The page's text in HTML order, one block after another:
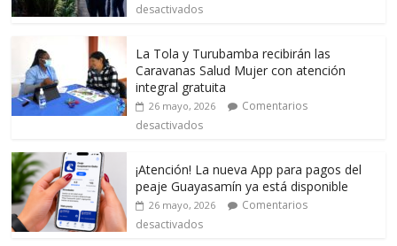
desactivados
La Tola y Turubamba recibirán las
Caravanas Salud Mujer con atención
integral gratuita
26 mayo, 2026
Comentarios
desactivados
¡Atención! La nueva App para pagos del
peaje Guayasamín ya está disponible
26 mayo, 2026
Comentarios
desactivados